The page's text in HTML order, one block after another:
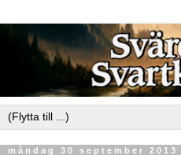
måndag 30 september 2013